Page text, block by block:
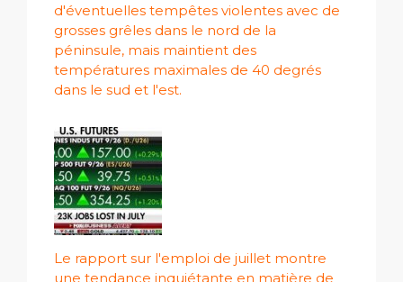
d'éventuelles tempêtes violentes avec de
grosses grêles dans le nord de la
péninsule, mais maintient des
températures maximales de 40 degrés
dans le sud et l'est.
Le rapport sur l'emploi de juillet montre
une tendance inquiétante en matière de